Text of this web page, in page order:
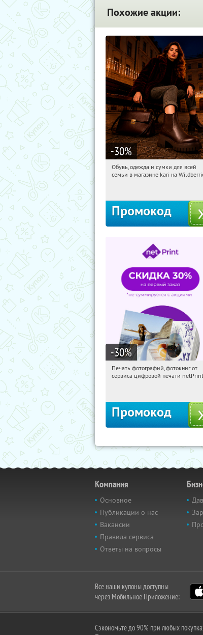
Похожие акции:
-30%
06:58:04 Получили:
Обувь, одежда и сумки для всей
семьи в магазине kari на
Промокод
-30%
06:58:04 Получили:
Печать фотографий, фотокниг от
сервиса цифровой печати netPrint
Промокод
Компания
Основное
Публикации о нас
Вакансии
Правила сервиса
Ответы на вопросы
Все наши купоны доступны
через Мобильное Приложение:
Сэкономьте до 90% при любых